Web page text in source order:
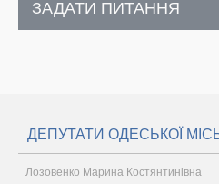
ЗАДАТИ ПИТАННЯ
ДЕПУТАТИ ОДЕСЬКОЇ
Лозовенко Марина Костянтинівна